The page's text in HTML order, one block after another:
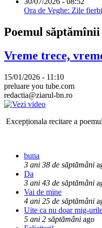
Ora de Veghe: Zile
Poemul săptămînii
Vreme trece,
15/01/2026 - 11:10
preluare you tube.com
redactia@ziarul-bn.ro
Excepționala recitare a
buna
3 ani 38 de săptămâni
Da
3 ani 43 de săptămâni
Vai de mine
4 ani 25 de săptămâni
Uite ca nu doar mig-
5 ani 2 săptămâni ago